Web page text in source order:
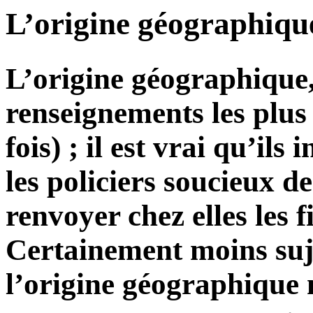
L’origine
L’origine
renseignements les
fois) ; il est vrai qu’ils
les policiers soucieux
renvoyer chez elles les
Certainement moins
l’origine géographique